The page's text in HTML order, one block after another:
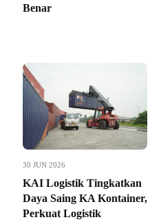
Benar
30 JUN 2026
KAI Logistik Tingkatkan
Daya Saing KA Kontainer,
Perkuat Logistik